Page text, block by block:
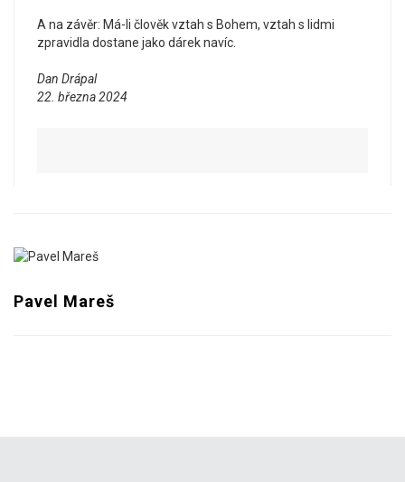
A na závěr: Má-li člověk vztah s Bohem, vztah s lidmi
zpravidla dostane jako dárek navíc.
Dan Drápal
22. března 2024
Pavel Mareš